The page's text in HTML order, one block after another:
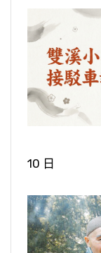
缸。每個人
表法就是修
都不會念，
事情他就撿
老和尚也非常
節錄自：千
心陀羅尼經
們起心動念
了，可以說
們起心動念
個環境裡面
在這個環境
是外面的引
誘；我們內
一天念十萬
真正的功夫
所以業障深
們應該也能
是很難過？
障深重之相
察自己，不
道，問自己
深重，以這
節錄自：大
集）
候，像這個
大家念得很
注照。
昨天下午最
大家念得很
支香念完以
麼光？清淨
光柔軟，讓
有時候念得
收不到，有
雜念起來怎
還是惡念，
它，你只要
不要管雜念
了一個惡念
再去想，那
所以不管善
這樣念久，
了。所以念
有，仍然需
要怎麼都攝
都攝六根。
能達到淨念
不管是打佛
時間不連續
一心不亂。
我們在六道
錢，做皇帝
一年的皇帝
我們佛法的
10 日